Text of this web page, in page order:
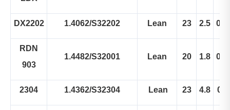
DX2202 1.4062/S32202 Lean 23 2.5 0.3
RDN
903
1.4482/S32001 Lean 20 1.8 0.2
2304 1.4362/S32304 Lean 23 4.8 0.3